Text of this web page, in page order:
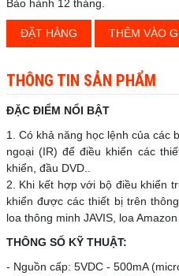
Bảo hành 12 tháng.
ĐẶT HÀNG THÊM VÀO
THÔNG TIN SẢN PHẨM
ĐẶC ĐIỂM NỔI BẬT
1. Có khả năng học lệnh của các
ngoại (IR) để điều khiển các
khiển, đầu DVD..
2. Khi kết hợp với bộ điều khiển
khiển được các thiết bị trên
loa thông minh JAVIS, loa
THÔNG SỐ KỸ THUẬT:
- Nguồn cấp: 5VDC - 500mA